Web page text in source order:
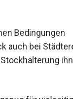
Bedingungen
auch bei